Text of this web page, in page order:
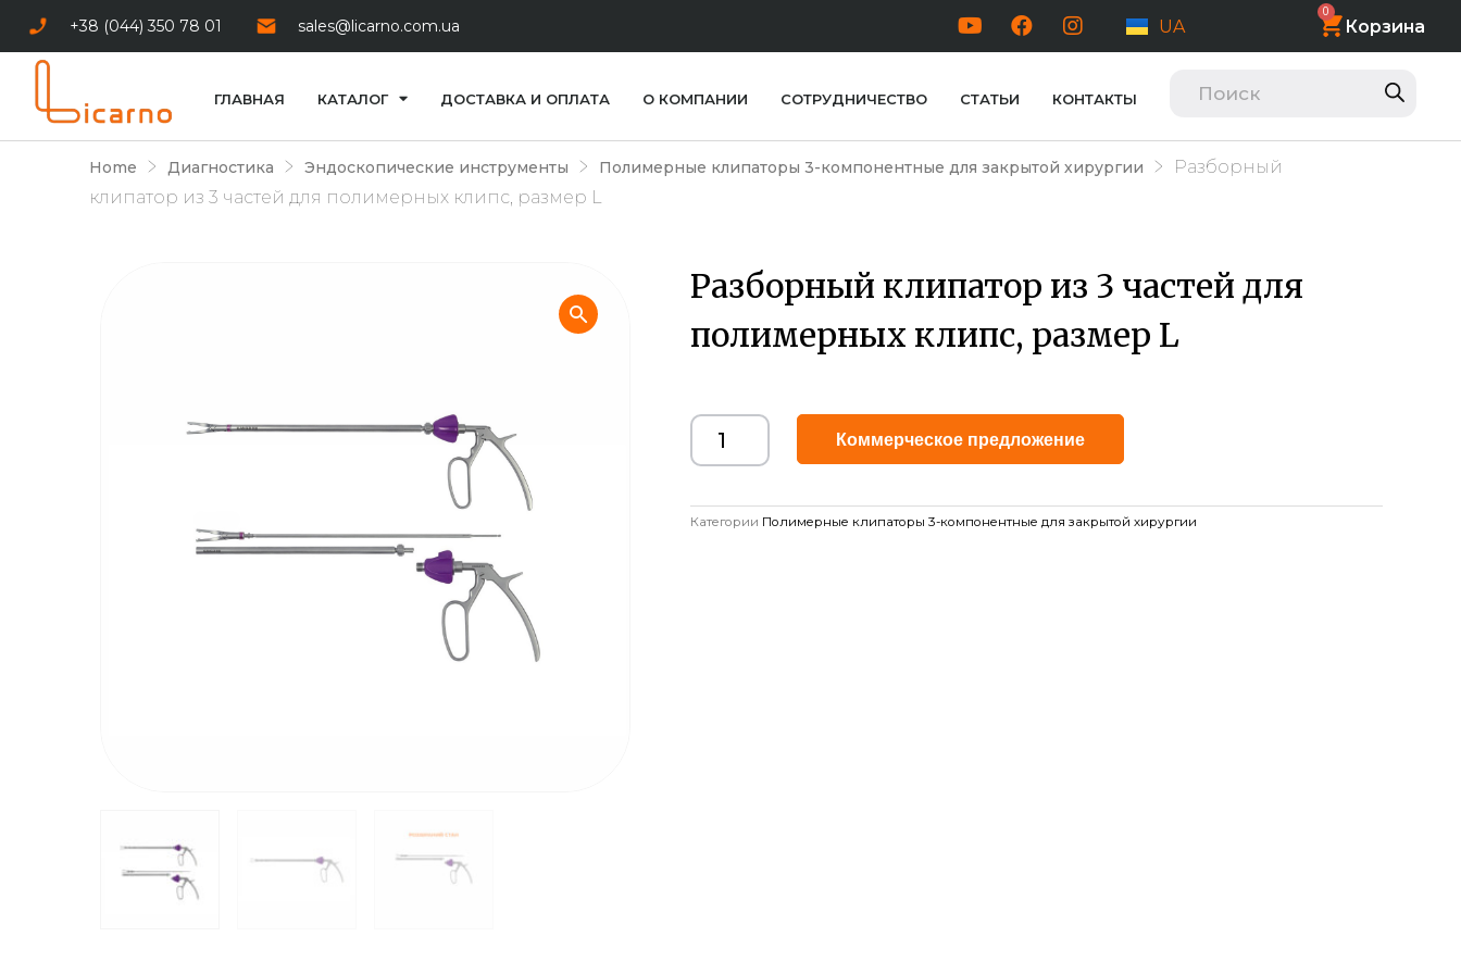
+38 (044) 350 78 01 sales@licarno.com.ua UA
0
Корзина
ГЛАВНАЯ КАТАЛОГ ДОСТАВКА И ОПЛАТА О КОМПАНИИ СОТРУДНИЧЕСТВО СТАТЬИ КОНТАКТЫ
Home Диагностика Эндоскопические инструменты Полимерные клипаторы 3-компонентные для закрытой хирургии
Разборный
клипатор из 3 частей для полимерных клипс, размер L
Разборный клипатор из 3 частей для
полимерных клипс, размер L
Коммерческое предложение
Категории Полимерные клипаторы 3-компонентные для закрытой хирургии